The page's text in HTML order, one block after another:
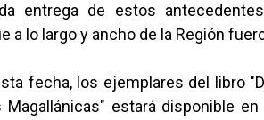
entrega de estos
a lo largo y ancho de la Región
fecha, los ejemplares del libro
Magallánicas" estará disponible